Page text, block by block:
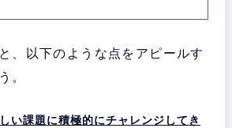
、以下のような点をアピールす
。
い課題に積極的にチャレンジしてき